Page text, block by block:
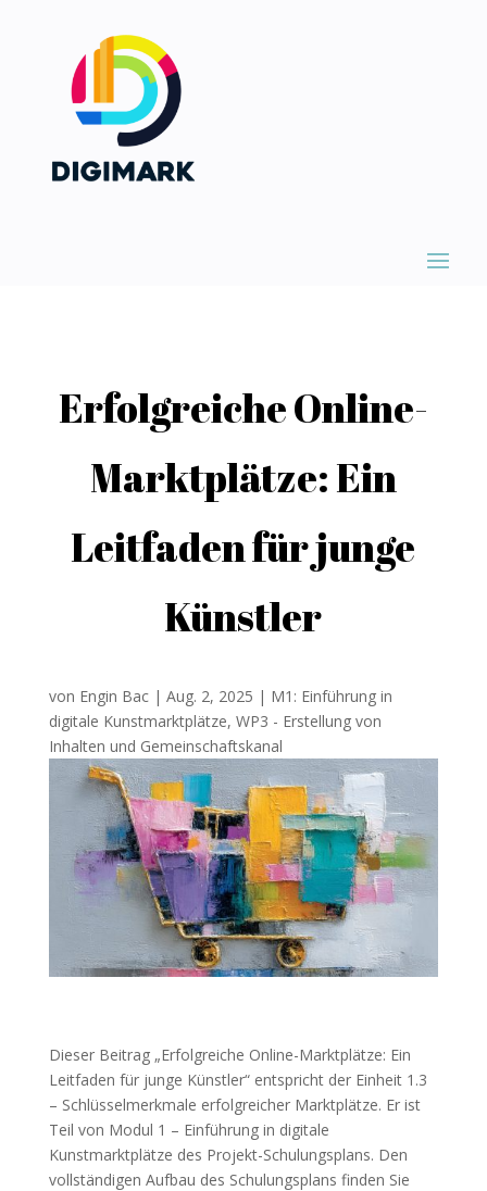
Erfolgreiche Online-
Marktplätze: Ein
Leitfaden für junge
Künstler
von Engin Bac| Aug. 2, 2025 | M1: Einführung in
digitale Kunstmarktplätze, WP3 - Erstellung von
Inhalten und Gemeinschaftskanal
Dieser Beitrag „Erfolgreiche Online-Marktplätze: Ein
Leitfaden für junge Künstler“ entspricht der Einheit 1.3
– Schlüsselmerkmale erfolgreicher Marktplätze. Er ist
Teil von Modul 1 – Einführung in digitale
Kunstmarktplätze des Projekt-Schulungsplans. Den
vollständigen Aufbau des Schulungsplans finden Sie